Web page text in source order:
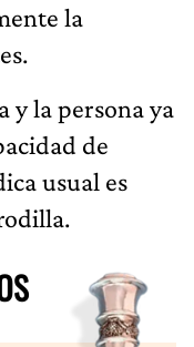
la
y la persona ya
de
usual es